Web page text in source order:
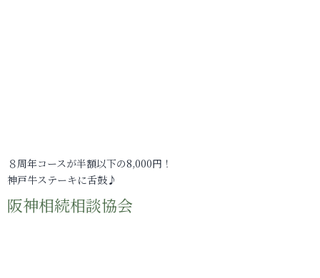
８周年コースが半額以下の8,000円！
神戸牛ステーキに舌鼓♪
阪神相続相談協会